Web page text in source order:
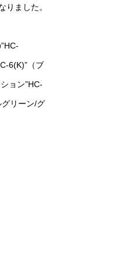
ました。
6(K)”（ブ
ョン”HC-
グリーン/グ